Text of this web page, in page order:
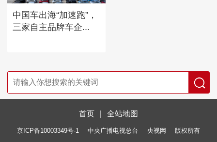
中国车出海“加速跑”，
三家自主品牌车企...
首页 全站地图
京ICP备10003349号-1 中央广播电视总台 央视网 版权所有